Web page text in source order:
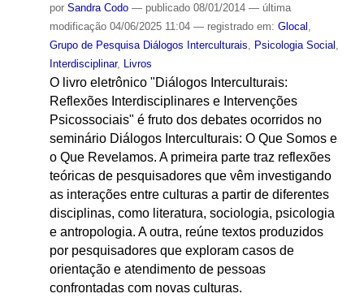
por Sandra Codo — publicado08/01/2014 — última
modificação04/06/2025 11:04 — registrado em: Glocal
Grupo de Pesquisa Diálogos Interculturais
Psicologia Social
Interdisciplinar, Livros
O livro eletrônico "Diálogos Interculturais:
Reflexões Interdisciplinares e Intervenções
Psicossociais" é fruto dos debates ocorridos no
seminário Diálogos Interculturais: O Que Somos e
o Que Revelamos. A primeira parte traz reflexões
teóricas de pesquisadores que vêm investigando
as interações entre culturas a partir de diferentes
disciplinas, como literatura, sociologia, psicologia
e antropologia. A outra, reúne textos produzidos
por pesquisadores que exploram casos de
orientação e atendimento de pessoas
confrontadas com novas culturas.